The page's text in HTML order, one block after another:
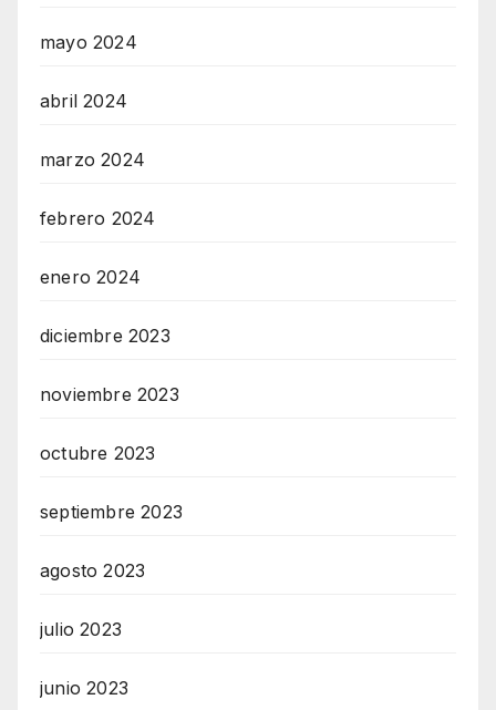
mayo 2024
abril 2024
marzo 2024
febrero 2024
enero 2024
diciembre 2023
noviembre 2023
octubre 2023
septiembre 2023
agosto 2023
julio 2023
junio 2023